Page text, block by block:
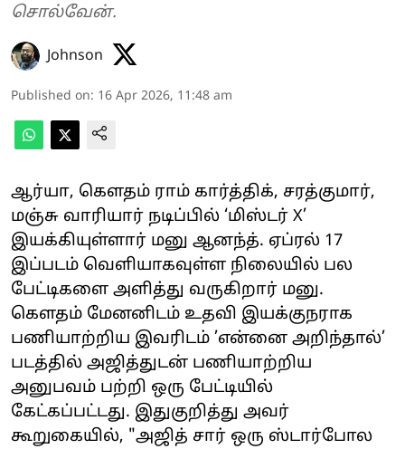
சொல்வேன்.
Johnson
Published on: 16 Apr 2026, 11:48 am
ஆர்யா, கௌதம் ராம் கார்த்திக், சரத்குமார்,
மஞ்சு வாரியார் நடிப்பில் ‘மிஸ்டர் X’
இயக்கியுள்ளார் மனு ஆனந்த். ஏப்ரல் 17
இப்படம் வெளியாகவுள்ள நிலையில் பல
பேட்டிகளை அளித்து வருகிறார் மனு.
கௌதம் மேனனிடம் உதவி இயக்குநராக
பணியாற்றிய இவரிடம் ’என்னை அறிந்தால்’
படத்தில் அஜித்துடன் பணியாற்றிய
அனுபவம் பற்றி ஒரு பேட்டியில்
கேட்கப்பட்டது. இதுகுறித்து அவர்
கூறுகையில், "அஜித் சார் ஒரு ஸ்டார்போல